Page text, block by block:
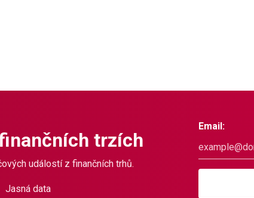
trzích
událostí z finančních trhů.
Jasná data
Email: